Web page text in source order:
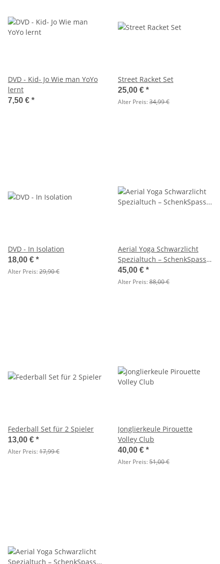
DVD - Kid- Jo Wie man YoYo
lernt
7,50 € *
Street Racket Set
25,00 € *
Alter Preis:34,99 €
DVD - In Isolation
18,00 € *
Alter Preis:29,90 €
Aerial Yoga Schwarzlicht
Spezialtuch – SchenkSpass
380 cm x 280 cm neongrün
45,00 € *
Alter Preis:88,00 €
Federball Set für 2 Spieler
13,00 € *
Alter Preis:17,99 €
Jonglierkeule Pirouette
Volley Club
40,00 € *
Alter Preis:51,00 €